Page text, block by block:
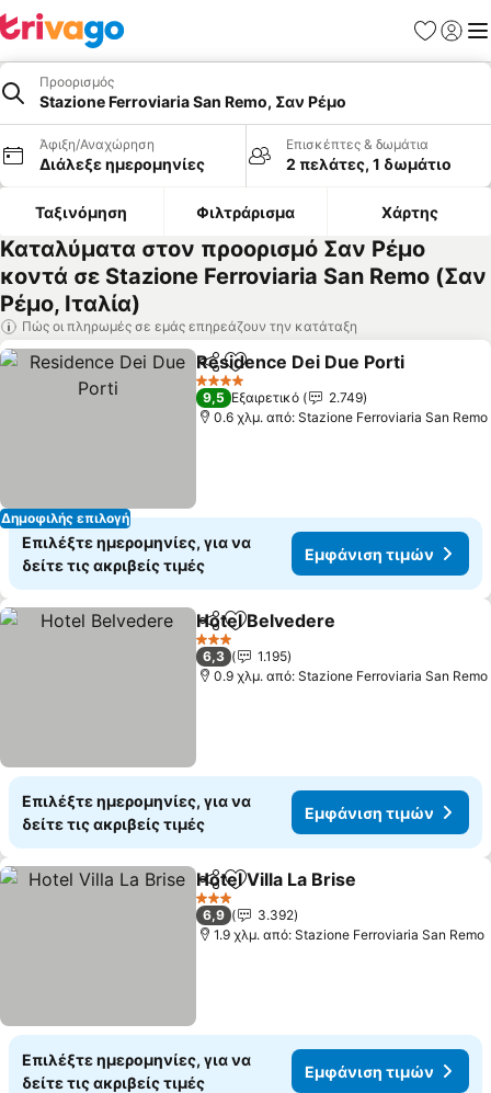
Προορισμός
Stazione Ferroviaria San Remo, Σαν Ρέμο
Άφιξη/Αναχώρηση
Διάλεξε ημερομηνίες
Επισκέπτες & δωμάτια
2 πελάτες, 1 δωμάτιο
Ταξινόμηση Φιλτράρισμα Χάρτης
Καταλύματα στον προορισμό Σαν Ρέμο
κοντά σε Stazione Ferroviaria San Remo (Σαν
Ρέμο, Ιταλία)
Πώς οι πληρωμές σε εμάς επηρεάζουν την κατάταξη
Δημοφιλής επιλογή
Κοινοποίηση
Προσθήκη στα αγαπημένα
Residence Dei Due Porti
4 Αστέρια
9,5 Εξαιρετικό
2.749
0.6 χλμ. από: Stazione Ferroviaria San Remo
Επιλέξτε ημερομηνίες, για να
δείτε τις ακριβείς τιμές
Εμφάνιση τιμών
Κοινοποίηση
Προσθήκη στα αγαπημένα
Hotel Belvedere
3 Αστέρια
6,3
1.195
0.9 χλμ. από: Stazione Ferroviaria San Remo
Επιλέξτε ημερομηνίες, για να
δείτε τις ακριβείς τιμές
Εμφάνιση τιμών
Κοινοποίηση
Προσθήκη στα αγαπημένα
Hotel Villa La Brise
3 Αστέρια
6,9
3.392
1.9 χλμ. από: Stazione Ferroviaria San Remo
Επιλέξτε ημερομηνίες, για να
δείτε τις ακριβείς τιμές
Εμφάνιση τιμών